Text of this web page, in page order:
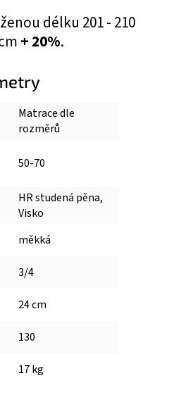
délku 201 - 210
+ 20%.
Matrace dle
rozměrů
50-70
HR studená pěna,
Visko
měkká
3/4
24 cm
130
17 kg